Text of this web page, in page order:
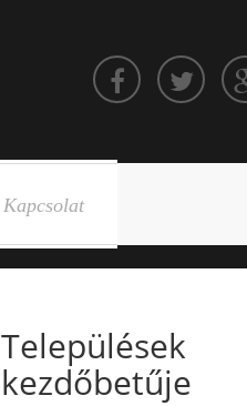
Kapcsolat
Települések
kezdőbetűje